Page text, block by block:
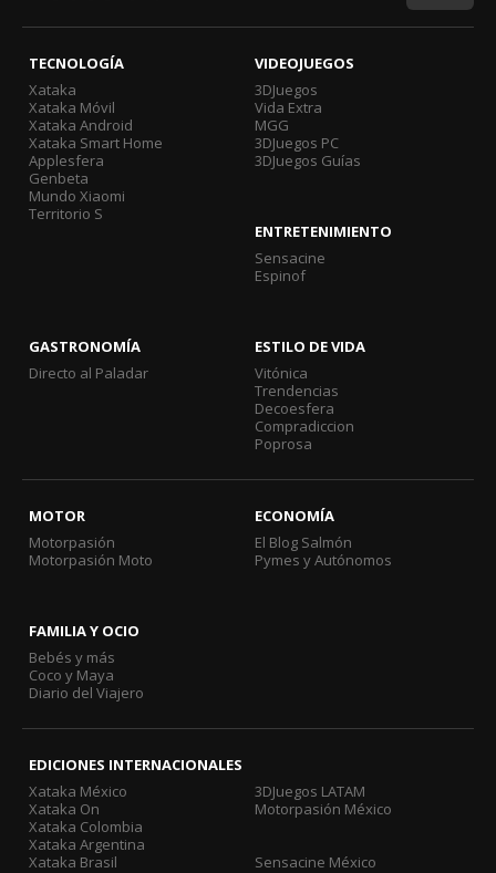
TECNOLOGÍA
Xataka
Xataka Móvil
Xataka Android
Xataka Smart Home
Applesfera
Genbeta
Mundo Xiaomi
Territorio S
VIDEOJUEGOS
3DJuegos
Vida Extra
MGG
3DJuegos PC
3DJuegos Guías
ENTRETENIMIENTO
Sensacine
Espinof
GASTRONOMÍA
Directo al Paladar
ESTILO DE VIDA
Vitónica
Trendencias
Decoesfera
Compradiccion
Poprosa
MOTOR
Motorpasión
Motorpasión Moto
ECONOMÍA
El Blog Salmón
Pymes y Autónomos
FAMILIA Y OCIO
Bebés y más
Coco y Maya
Diario del Viajero
EDICIONES INTERNACIONALES
Xataka México
Xataka On
Xataka Colombia
Xataka Argentina
Xataka Brasil
3DJuegos LATAM
Motorpasión México
Sensacine México